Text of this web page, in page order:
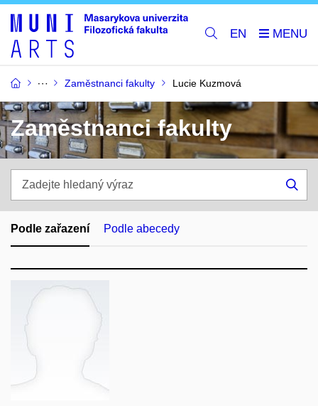
EN
Zaměstnanci fakulty Lucie Kuzmová
Zaměstnanci fakulty
hledaný
výraz
Podle zařazení Podle abecedy